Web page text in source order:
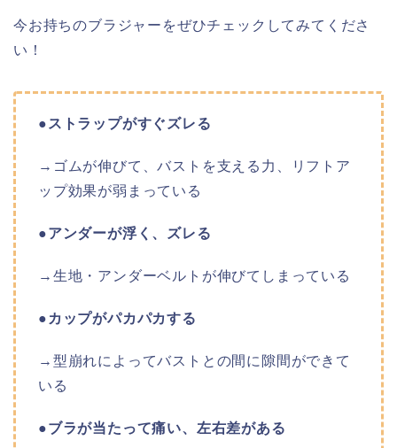
今お持ちのブラジャーをぜひチェックしてみてくださ
い！
●ストラップがすぐズレる
→ゴムが伸びて、バストを支える力、リフトア
ップ効果が弱まっている
●アンダーが浮く、ズレる
→生地・アンダーベルトが伸びてしまっている
●カップがパカパカする
→型崩れによってバストとの間に隙間ができて
いる
●ブラが当たって痛い、左右差がある